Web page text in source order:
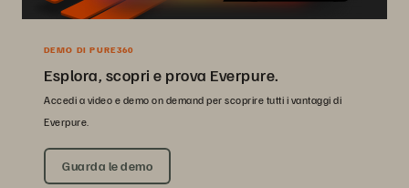
DEMO DI PURE360
Esplora, scopri e prova Everpure.
Accedi a video e demo on demand per scoprire tutti i vantaggi di
Everpure.
Guarda le demo